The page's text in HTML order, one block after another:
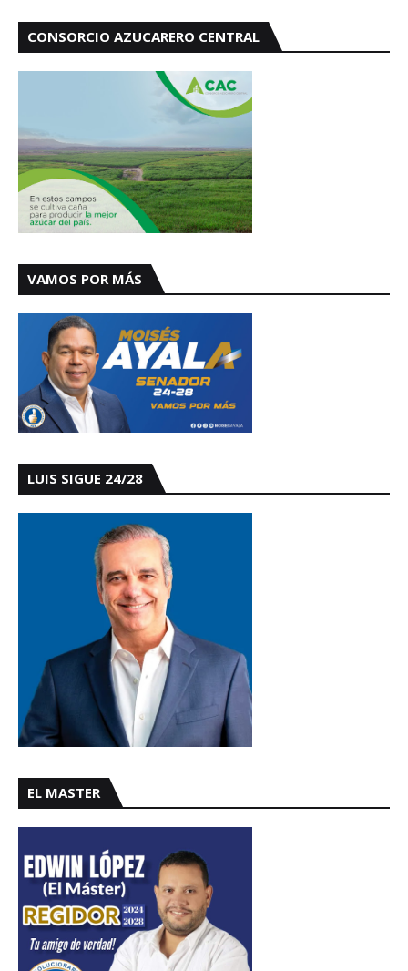
CONSORCIO AZUCARERO CENTRAL
VAMOS POR MÁS
LUIS SIGUE 24/28
EL MASTER